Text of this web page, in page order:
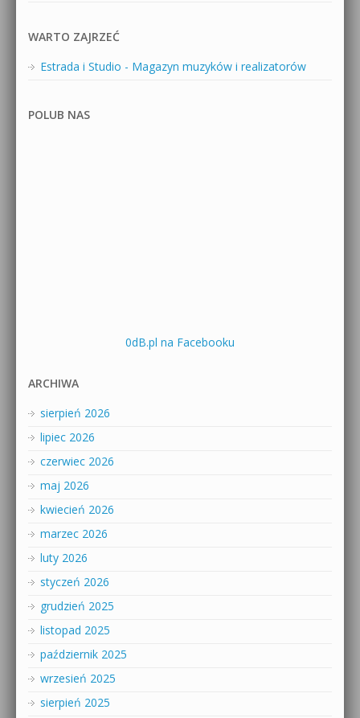
WARTO ZAJRZEĆ
Estrada i Studio - Magazyn muzyków i realizatorów
POLUB NAS
0dB.pl na Facebooku
ARCHIWA
sierpień 2026
lipiec 2026
czerwiec 2026
maj 2026
kwiecień 2026
marzec 2026
luty 2026
styczeń 2026
grudzień 2025
listopad 2025
październik 2025
wrzesień 2025
sierpień 2025